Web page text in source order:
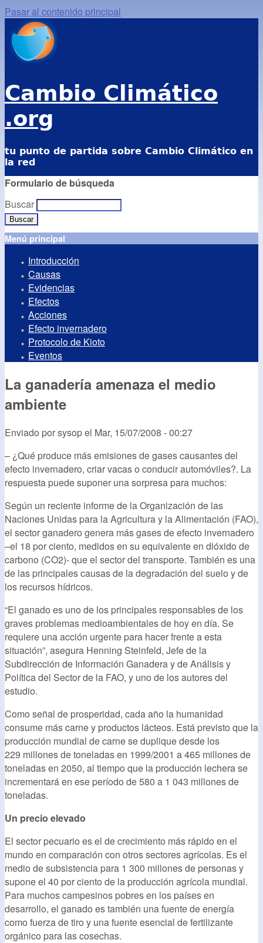
Pasar al contenido principal
Cambio Climático
.org
tu punto de partida sobre Cambio Climático en
la red
Formulario de búsqueda
Buscar
Menú principal
Introducción
Causas
Evidencias
Efectos
Acciones
Efecto invernadero
Protocolo de Kioto
Eventos
La ganadería amenaza el medio
ambiente
Enviado porsysopel Mar, 15/07/2008 - 00:27
– ¿Qué produce más emisiones de gases causantes del
efecto invernadero, criar vacas o conducir automóviles?. La
respuesta puede suponer una sorpresa para muchos:
Según un reciente informe de la Organización de las
Naciones Unidas para la Agricultura y la Alimentación (FAO),
el sector ganadero genera más gases de efecto invernadero
–el 18 por ciento, medidos en su equivalente en dióxido de
carbono (CO2)- que el sector del transporte. También es una
de las principales causas de la degradación del suelo y de
los recursos hídricos.
“El ganado es uno de los principales responsables de los
graves problemas medioambientales de hoy en día. Se
requiere una acción urgente para hacer frente a esta
situación”, asegura Henning Steinfeld, Jefe de la
Subdirección de Información Ganadera y de Análisis y
Política del Sector de la FAO, y uno de los autores del
estudio.
Como señal de prosperidad, cada año la humanidad
consume más carne y productos lácteos. Está previsto que la
producción mundial de carne se duplique desde los
229 millones de toneladas en 1999/2001 a 465 millones de
toneladas en 2050, al tiempo que la producción lechera se
incrementará en ese período de 580 a 1 043 millones de
toneladas.
Un precio elevado
El sector pecuario es el de crecimiento más rápido en el
mundo en comparación con otros sectores agrícolas. Es el
medio de subsistencia para 1 300 millones de personas y
supone el 40 por ciento de la producción agrícola mundial.
Para muchos campesinos pobres en los países en
desarrollo, el ganado es también una fuente de energía
como fuerza de tiro y una fuente esencial de fertilizante
orgánico para las cosechas.